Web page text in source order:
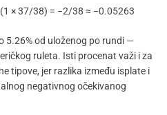
× 37/38) = −2/38 ≈ −0.05263
5.26% od uloženog po rundi —
ruleta. Isti procenat važi i za
tipove, jer razlika između isplate i
negativnog očekivanog